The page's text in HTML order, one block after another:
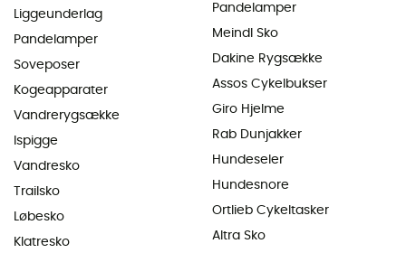
Liggeunderlag
Pandelamper
Soveposer
Kogeapparater
Vandrerygsække
Ispigge
Vandresko
Trailsko
Løbesko
Klatresko
Pandelamper
Meindl Sko
Dakine Rygsække
Assos Cykelbukser
Giro Hjelme
Rab Dunjakker
Hundeseler
Hundesnore
Ortlieb Cykeltasker
Altra Sko